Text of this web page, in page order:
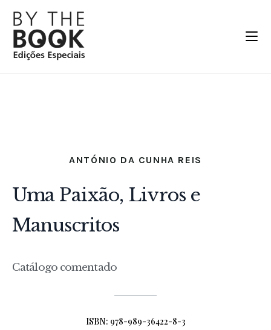
ANTÓNIO DA CUNHA REIS
Uma Paixão, Livros e
Manuscritos
Catálogo comentado
ISBN: 978-989-36422-8-3